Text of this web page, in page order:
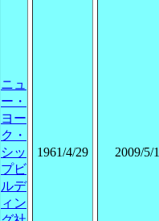
ニュ
ー・
ヨー
ク・
シッ
プビ
ルデ
ィン
1961/4/29 2009/5/